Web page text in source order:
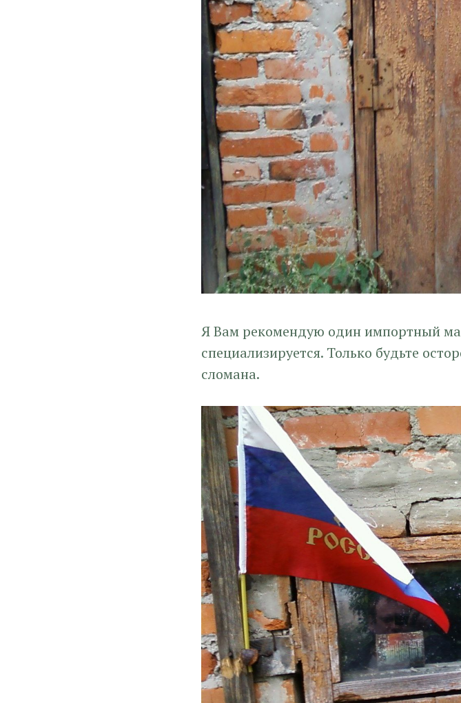
Я Вам рекомендую один импортный
специализируется. Только будьте
сломана.